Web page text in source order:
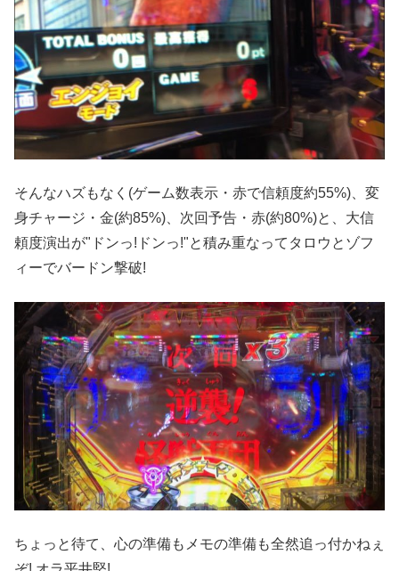
そんなハズもなく(ゲーム数表示・赤で信頼度約55%)、変
身チャージ・金(約85%)、次回予告・赤(約80%)と、大信
頼度演出が"ドンっ!ドンっ!"と積み重なってタロウとゾフ
ィーでバードン撃破!
ちょっと待て、心の準備もメモの準備も全然追っ付かねぇ